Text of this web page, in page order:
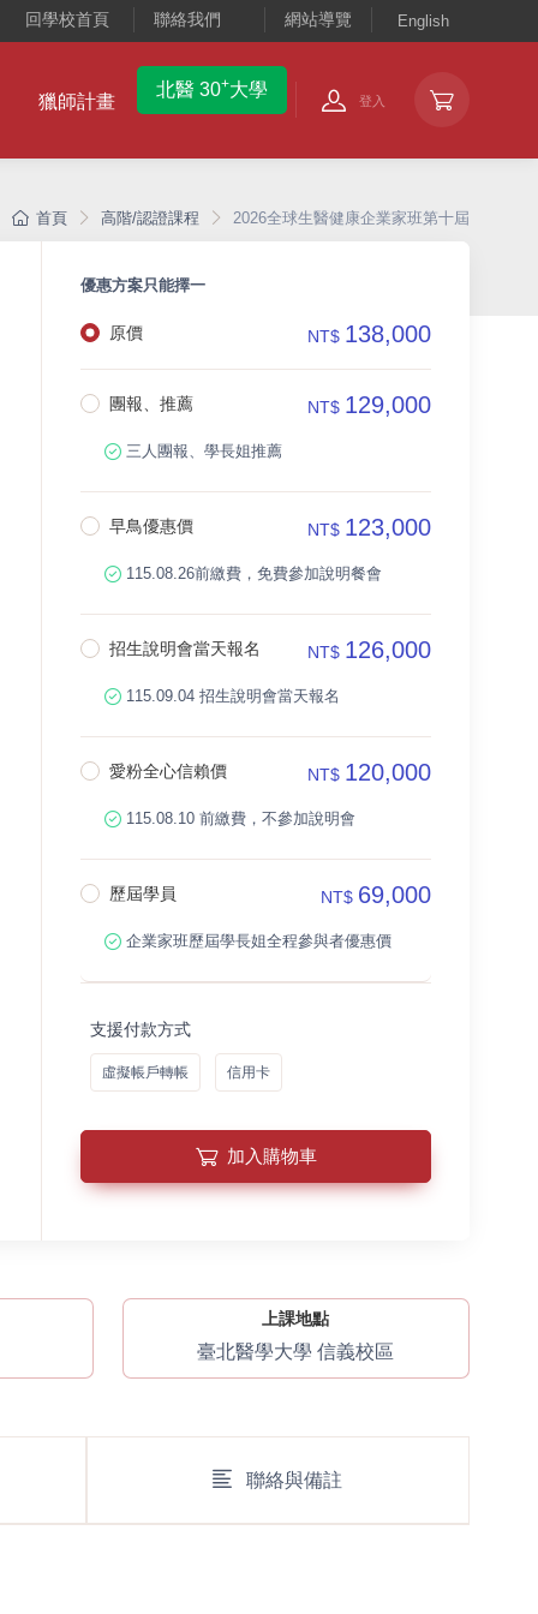
回學校首頁 聯絡我們 網站導覽 English
獵師計畫
北醫 30+大學
登入
首頁 高階/認證課程 2026全球生醫健康企業家班第十屆
優惠方案只能擇一
原價 NT$ 138,000
團報、推薦 NT$ 129,000
三人團報、學長姐推薦
早鳥優惠價 NT$ 123,000
115.08.26前繳費，免費參加說明餐會
招生說明會當天報名 NT$ 126,000
115.09.04 招生說明會當天報名
愛粉全心信賴價 NT$ 120,000
115.08.10 前繳費，不參加說明會
歷屆學員 NT$ 69,000
企業家班歷屆學長姐全程參與者優惠價
支援付款方式
虛擬帳戶轉帳 信用卡
加入購物車
上課地點
臺北醫學大學 信義校區
聯絡與備註